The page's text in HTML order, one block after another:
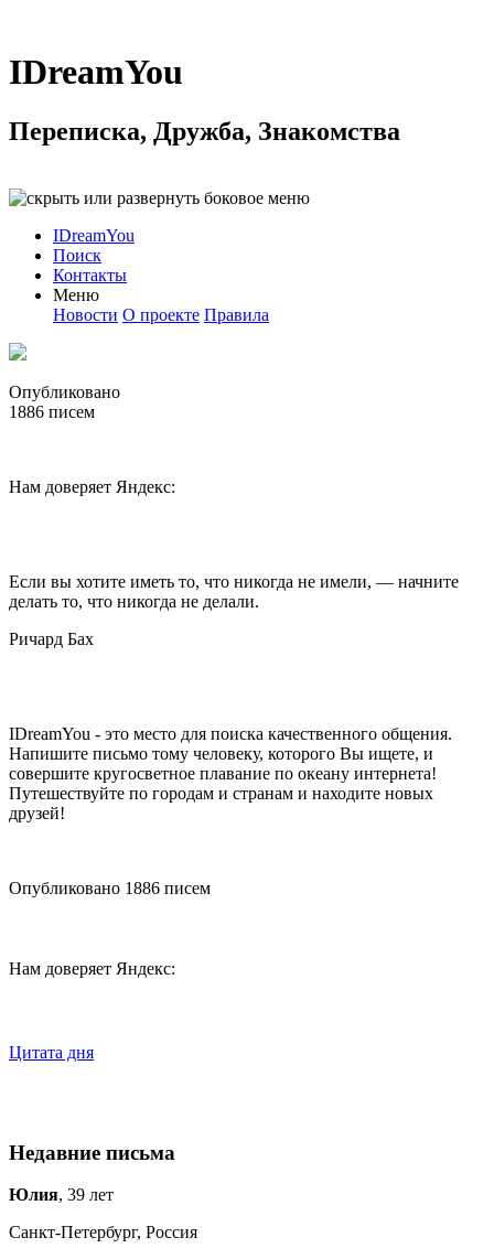
IDreamYou
Переписка, Дружба, Знакомства
IDreamYou
Поиск
Контакты
Меню
Новости О проекте Правила
Опубликовано
1886 писем
Нам доверяет Яндекс:
Если вы хотите иметь то, что никогда не имели, — начните
делать то, что никогда не делали.
Ричард Бах
IDreamYou - это место для поиска качественного общения.
Напишите письмо тому человеку, которого Вы ищете, и
совершите кругосветное плавание по океану интернета!
Путешествуйте по городам и странам и находите новых
друзей!
Опубликовано 1886 писем
Нам доверяет Яндекс:
Цитата дня
Недавние письма
Юлия, 39 лет
Санкт-Петербург, Россия